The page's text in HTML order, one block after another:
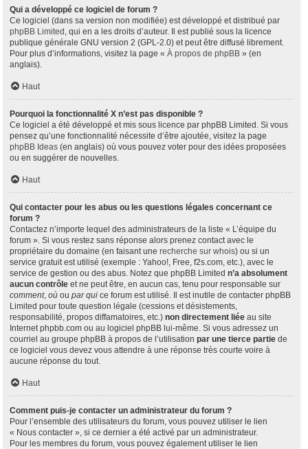
Qui a développé ce logiciel de forum ?
Ce logiciel (dans sa version non modifiée) est développé et distribué par
phpBB Limited , qui en a les droits d’auteur. Il est publié sous la licence
publique générale GNU version 2 (GPL-2.0) et peut être diffusé librement.
Pour plus d’informations, visitez la page « À propos de phpBB » (en
anglais).
Haut
Pourquoi la fonctionnalité X n’est pas disponible ?
Ce logiciel a été développé et mis sous licence par phpBB Limited. Si vous
pensez qu’une fonctionnalité nécessite d’être ajoutée, visitez la page
phpBB Ideas (en anglais) où vous pouvez voter pour des idées proposées
ou en suggérer de nouvelles.
Haut
Qui contacter pour les abus ou les questions légales concernant ce
forum ?
Contactez n’importe lequel des administrateurs de la liste « L’équipe du
forum ». Si vous restez sans réponse alors prenez contact avec le
propriétaire du domaine (en faisant une recherche sur whois) ou si un
service gratuit est utilisé (exemple : Yahoo!, Free, f2s.com, etc.), avec le
service de gestion ou des abus. Notez que phpBB Limited n’a absolument
aucun contrôle et ne peut être, en aucun cas, tenu pour responsable sur
comment, où ou par qui ce forum est utilisé. Il est inutile de contacter phpBB
Limited pour toute question légale (cessions et désistements,
responsabilité, propos diffamatoires, etc.) non directement liée au site
Internet phpbb.com ou au logiciel phpBB lui-même. Si vous adressez un
courriel au groupe phpBB à propos de l’utilisation par une tierce partie de
ce logiciel vous devez vous attendre à une réponse très courte voire à
aucune réponse du tout.
Haut
Comment puis-je contacter un administrateur du forum ?
Pour l’ensemble des utilisateurs du forum, vous pouvez utiliser le lien
« Nous contacter », si ce dernier a été activé par un administrateur.
Pour les membres du forum, vous pouvez également utiliser le lien